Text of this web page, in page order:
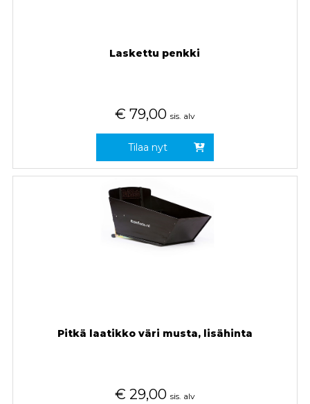
Laskettu penkki
€ 79,00 sis. alv
Tilaa nyt
Pitkä laatikko väri musta, lisähinta
€ 29,00 sis. alv